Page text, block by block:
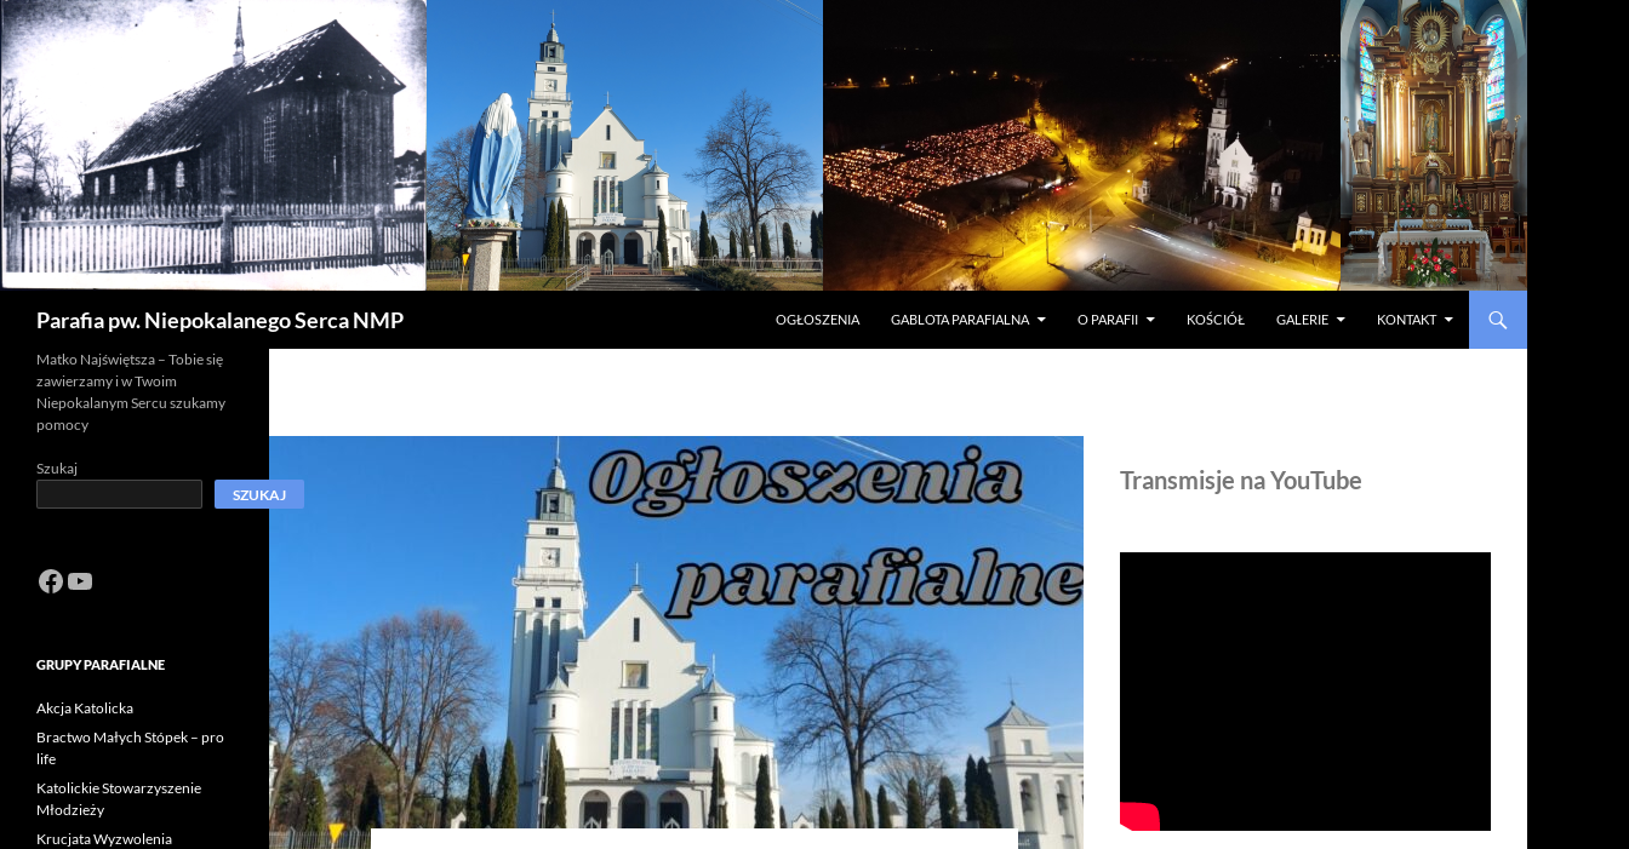
Parafia pw. Niepokalanego Serca NMP
OGŁOSZENIA
GABLOTA PARAFIALNA O PARAFII KOŚCIÓŁ GALERIE KONTAKT
Transmisje na YouTube
Matko Najświętsza – Tobie się
zawierzamy i w Twoim
Niepokalanym Sercu szukamy
pomocy
Szukaj
SZUKAJ
Facebook
https://www.youtube.com/channel/UCeN8ciSo_a79igwmwNXx2qw
GRUPY PARAFIALNE
Akcja Katolicka
Bractwo Małych Stópek – pro
life
Katolickie Stowarzyszenie
Młodzieży
Krucjata Wyzwolenia